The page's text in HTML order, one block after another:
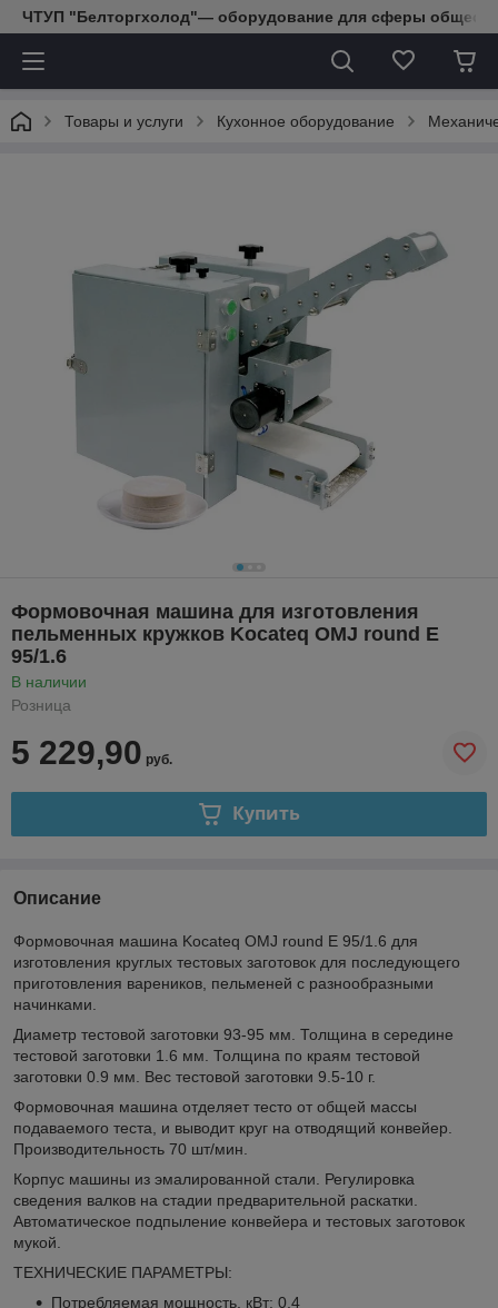
ЧТУП "Белторгхолод"— оборудование для сферы
Товары и услуги Кухонное оборудование
Формовочная машина для изготовления
пельменных кружков Kocateq OMJ round E
95/1.6
В наличии
Розница
5 229,90 руб.
Купить
Описание
Формовочная машина Kocateq OMJ round E 95/1.6 для
изготовления круглых тестовых заготовок для последующего
приготовления вареников, пельменей с разнообразными
начинками.
Диаметр тестовой заготовки 93-95 мм. Толщина в середине
тестовой заготовки 1.6 мм. Толщина по краям тестовой
заготовки 0.9 мм. Вес тестовой заготовки 9.5-10 г.
Формовочная машина отделяет тесто от общей массы
подаваемого теста, и выводит круг на отводящий конвейер.
Производительность 70 шт/мин.
Корпус машины из эмалированной стали. Регулировка
сведения валков на стадии предварительной раскатки.
Автоматическое подпыление конвейера и тестовых заготовок
мукой.
ТЕХНИЧЕСКИЕ ПАРАМЕТРЫ:
Потребляемая мощность, кВт: 0,4